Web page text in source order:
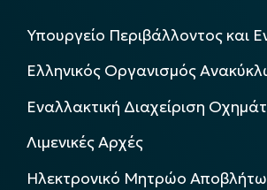
Υπουργείο Περιβάλλοντος και
Ελληνικός Οργανισμός
Εναλλακτική Διαχείριση
Λιμενικές Αρχές
Ηλεκτρονικό Μητρώο